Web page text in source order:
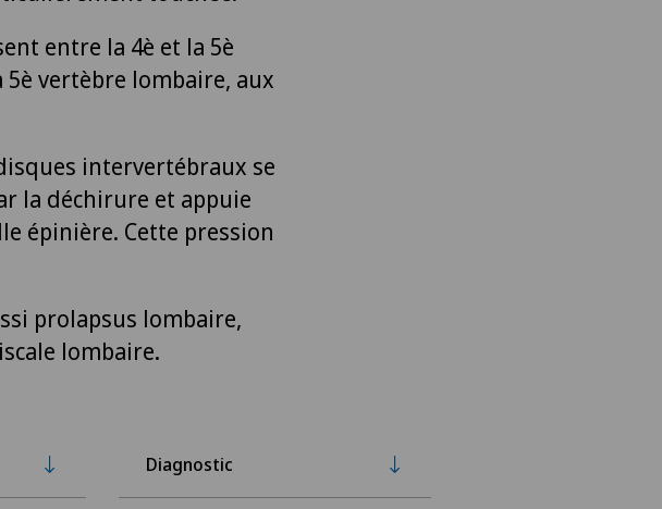
entre la 4è et la 5è
vertèbre lombaire, aux
intervertébraux se
la déchirure et appuie
épinière. Cette pression
prolapsus lombaire,
lombaire.
Diagnostic